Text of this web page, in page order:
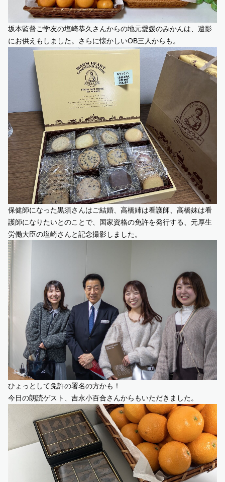
坂本監督ご学友の塩崎恭久さんからの地元愛媛のみかんは、遺影
にお供えもしました。さらに懐かしいOB三人からも。
保健師になった黒須さんはご結婚、高橋姉は看護師、高橋妹は看
護師になりたいとのことで、国家資格の免許を発行する、元厚生
労働大臣の塩崎さんと記念撮影しました。
ひょっとして免許の署名の方かも！
今日の朗読ゲスト、吉永小百合さんからもいただきました。